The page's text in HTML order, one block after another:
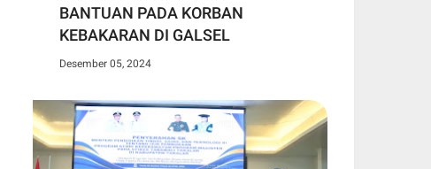
BANTUAN PADA KORBAN
KEBAKARAN DI GALSEL
Desember 05, 2024